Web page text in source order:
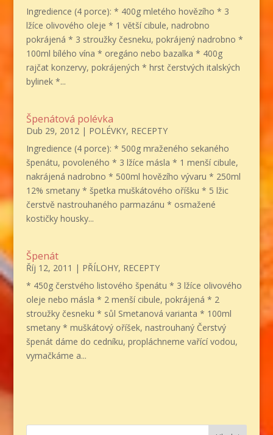
Ingredience (4 porce): * 400g mletého hovězího * 3
lžíce olivového oleje * 1 větší cibule, nadrobno
pokrájená * 3 stroužky česneku, pokrájený nadrobno *
100ml bílého vína * oregáno nebo bazalka * 400g
rajčat konzervy, pokrájených * hrst čerstvých italských
bylinek *...
Špenátová polévka
Dub 29, 2012| POLÉVKY, RECEPTY
Ingredience (4 porce): * 500g mraženého sekaného
špenátu, povoleného * 3 lžíce másla * 1 menší cibule,
nakrájená nadrobno * 500ml hovězího vývaru * 250ml
12% smetany * špetka muškátového oříšku * 5 lžic
čerstvě nastrouhaného parmazánu * osmažené
kostičky housky...
Špenát
Říj 12, 2011 | PŘÍLOHY, RECEPTY
* 450g čerstvého listového špenátu * 3 lžíce olivového
oleje nebo másla * 2 menší cibule, pokrájená * 2
stroužky česneku * sůl Smetanová varianta * 100ml
smetany * muškátový oříšek, nastrouhaný Čerstvý
špenát dáme do cedníku, propláchneme vařící vodou,
vymačkáme a...